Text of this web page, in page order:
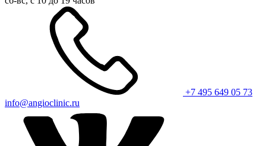
+7 495 649 05 73
info@angioclinic.ru